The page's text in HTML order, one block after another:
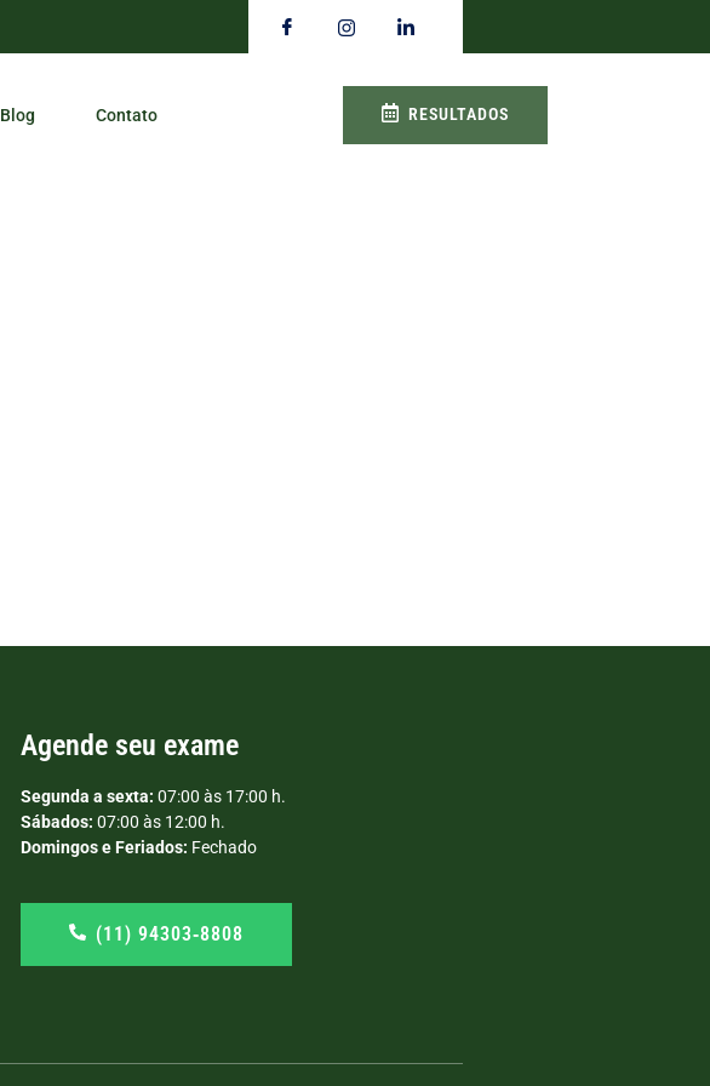
Blog Contato RESULTADOS
Agende seu exame
Segunda a sexta: 07:00 às 17:00 h.
Sábados: 07:00 às 12:00 h.
Domingos e Feriados: Fechado
(11) 94303‑8808